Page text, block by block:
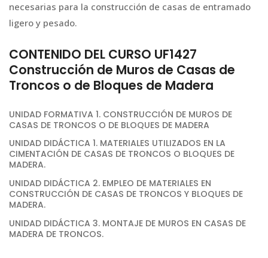
necesarias para la construcción de casas de entramado
ligero y pesado.
CONTENIDO DEL CURSO UF1427
Construcción de Muros de Casas de
Troncos o de Bloques de Madera
UNIDAD FORMATIVA 1. CONSTRUCCIÓN DE MUROS DE
CASAS DE TRONCOS O DE BLOQUES DE MADERA
UNIDAD DIDÁCTICA 1. MATERIALES UTILIZADOS EN LA
CIMENTACIÓN DE CASAS DE TRONCOS O BLOQUES DE
MADERA.
UNIDAD DIDÁCTICA 2. EMPLEO DE MATERIALES EN
CONSTRUCCIÓN DE CASAS DE TRONCOS Y BLOQUES DE
MADERA.
UNIDAD DIDÁCTICA 3. MONTAJE DE MUROS EN CASAS DE
MADERA DE TRONCOS.